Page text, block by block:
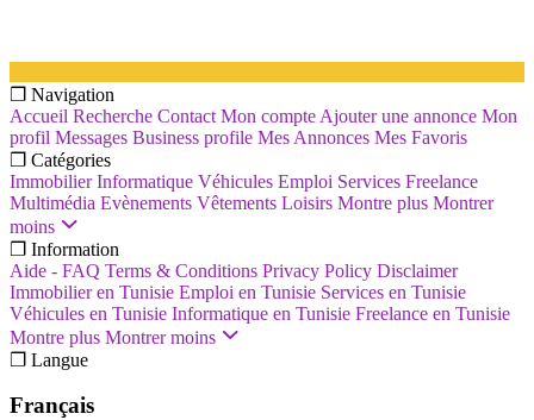
❐ Navigation
Accueil Recherche Contact Mon compte Ajouter une annonce Mon
profil Messages Business profile Mes Annonces Mes Favoris
❐ Catégories
Immobilier Informatique Véhicules Emploi Services Freelance
Multimédia Evènements Vêtements Loisirs Montre plus Montrer
moins
❐ Information
Aide - FAQ Terms & Conditions Privacy Policy Disclaimer
Immobilier en Tunisie Emploi en Tunisie Services en Tunisie
Véhicules en Tunisie Informatique en Tunisie Freelance en Tunisie
Montre plus Montrer moins
❐ Langue
Français